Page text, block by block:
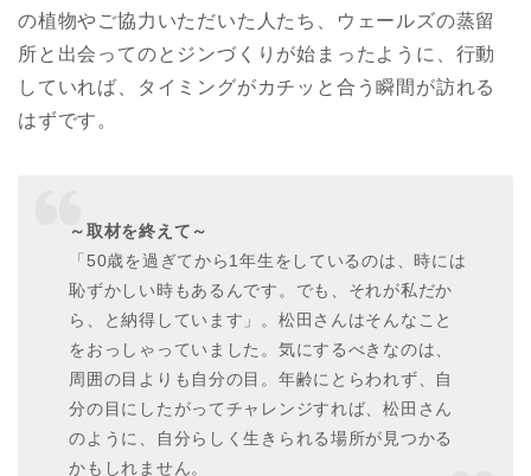
の植物やご協力いただいた人たち、ウェールズの蒸留
所と出会ってのとジンづくりが始まったように、行動
していれば、タイミングがカチッと合う瞬間が訪れる
はずです。
～取材を終えて～
「50歳を過ぎてから1年生をしているのは、時には
恥ずかしい時もあるんです。でも、それが私だか
ら、と納得しています」。松田さんはそんなこと
をおっしゃっていました。気にするべきなのは、
周囲の目よりも自分の目。年齢にとらわれず、自
分の目にしたがってチャレンジすれば、松田さん
のように、自分らしく生きられる場所が見つかる
かもしれません。